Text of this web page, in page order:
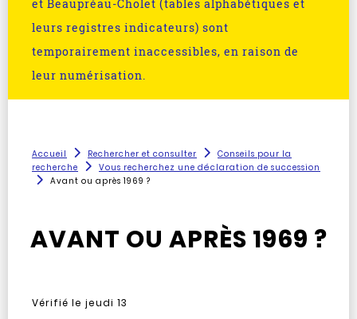
et Beaupréau-Cholet (tables alphabétiques et
leurs registres indicateurs) sont
temporairement inaccessibles, en raison de
leur numérisation.
Accueil Rechercher et consulter
Conseils pour la
recherche
Vous recherchez une déclaration de succession
Avant ou après 1969 ?
AVANT OU APRÈS 1969 ?
Vérifié le jeudi 13